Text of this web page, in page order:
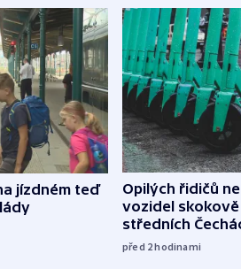
jízdném teď
Opilých řidičů
vozidel
středních
před 2hodinami